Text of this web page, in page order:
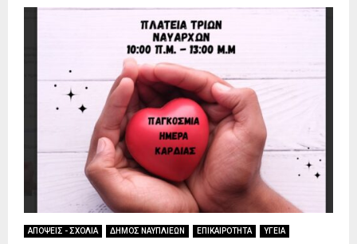
ΑΠΟΨΕΙΣ - ΣΧΟΛΙΑ ΔΗΜΟΣ ΝΑΥΠΛΙΕΩΝ ΕΠΙΚΑΙΡΟΤΗΤΑ ΥΓΕΙΑ